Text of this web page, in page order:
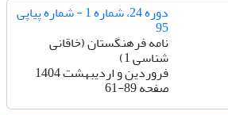
دوره 24، شماره 1 - شماره پیاپی
95
نامه فرهنگستان (خاقانی
شناسی 1)
فروردین و اردیبهشت 1404
صفحه61-89